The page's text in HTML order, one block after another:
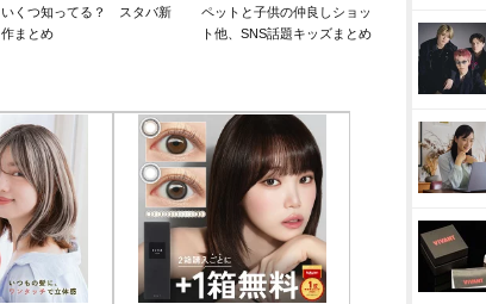
いくつ知ってる？ スタバ新
作まとめ
ペットと子供の仲良しショッ
ト他、SNS話題キッズまとめ